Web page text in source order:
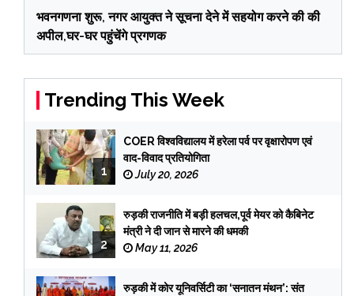
भवनगणना शुरू, नगर आयुक्त ने सूचना देने में सहयोग करने की की
अपील,घर-घर पहुंचेंगे प्रगणक
Trending This Week
1
COER विश्वविद्यालय में हरेला पर्व पर वृक्षारोपण एवं
वाद-विवाद प्रतियोगिता
July 20, 2026
2
रुड़की राजनीति में बड़ी हलचल,पूर्व मेयर को कैबिनेट
मंत्री ने दी जान से मारने की धमकी
May 11, 2026
रुड़की में कोर यूनिवर्सिटी का ‘सनातन मंथन’: संत